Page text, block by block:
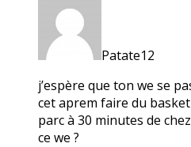
Patate12
j’espère que ton we se
cet aprem faire du
parc à 30 minutes de
ce we ?